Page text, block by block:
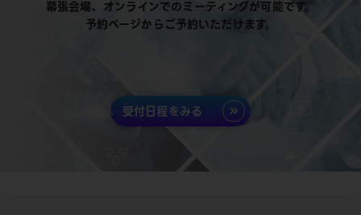
幕張会場、オンラインでのミーティングが可能です。
予約ページからご予約いただけます。
受付日程をみる